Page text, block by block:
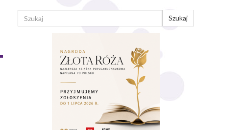
FORMULARZ
WYSZUKIWANIA
Szukaj